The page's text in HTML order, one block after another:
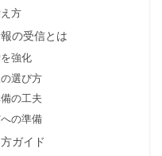
方
の受信とは
強化
選び方
の工夫
の準備
ガイド